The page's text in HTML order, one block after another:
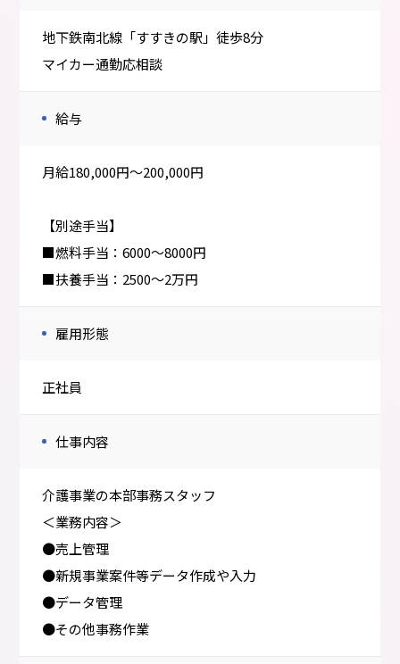
地下鉄南北線「すすきの駅」徒歩8分
マイカー通勤応相談
給与
月給180,000円〜200,000円
【別途手当】
■燃料手当：6000～8000円
■扶養手当：2500～2万円
雇用形態
正社員
仕事内容
介護事業の本部事務スタッフ
＜業務内容＞
●売上管理
●新規事業案件等データ作成や入力
●データ管理
●その他事務作業